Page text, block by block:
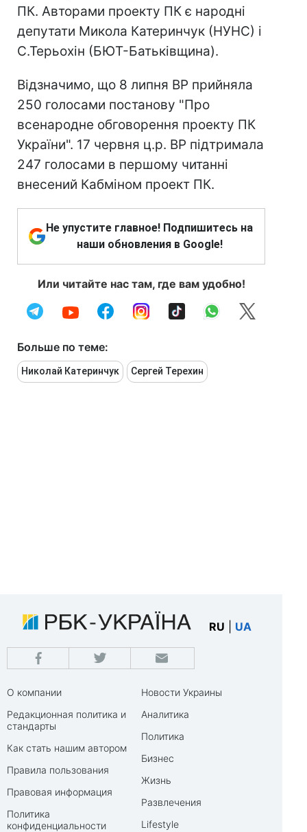
ПК. Авторами проекту ПК є народні
депутати Микола Катеринчук (НУНС) і
С.Терьохін (БЮТ-Батьківщина).
Відзначимо, що 8 липня ВР прийняла
250 голосами постанову "Про
всенародне обговорення проекту ПК
України". 17 червня ц.р. ВР підтримала
247 голосами в першому читанні
внесений Кабміном проект ПК.
Не упустите главное! Подпишитесь на
наши обновления в Google!
Или читайте нас там, где вам удобно!
Больше по теме:
Николай Катеринчук Сергей Терехин
RU UA
О компании
Редакционная политика и
стандарты
Как стать нашим автором
Правила пользования
Правовая информация
Политика
конфиденциальности
Новости Украины
Аналитика
Политика
Бизнес
Жизнь
Развлечения
Lifestyle